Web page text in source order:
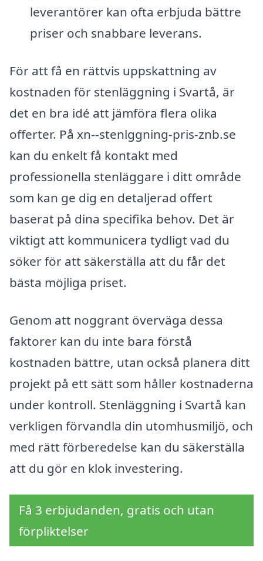
leverantörer kan ofta erbjuda bättre
priser och snabbare leverans.
För att få en rättvis uppskattning av
kostnaden för stenläggning i Svartå, är
det en bra idé att jämföra flera olika
offerter. På xn--stenlggning-pris-znb.se
kan du enkelt få kontakt med
professionella stenläggare i ditt område
som kan ge dig en detaljerad offert
baserat på dina specifika behov. Det är
viktigt att kommunicera tydligt vad du
söker för att säkerställa att du får det
bästa möjliga priset.
Genom att noggrant överväga dessa
faktorer kan du inte bara förstå
kostnaden bättre, utan också planera ditt
projekt på ett sätt som håller kostnaderna
under kontroll. Stenläggning i Svartå kan
verkligen förvandla din utomhusmiljö, och
med rätt förberedelse kan du säkerställa
att du gör en klok investering.
Få 3 erbjudanden, gratis och utan
förpliktelser